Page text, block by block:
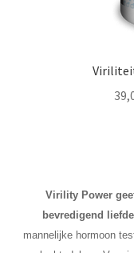
Virility Power
bevredigend
mannelijke hormoon